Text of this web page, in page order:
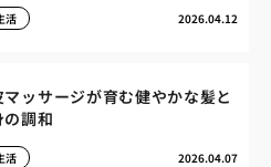
2026.04.12
活
マッサージが育む健やかな髪と
の調和
2026.04.07
活